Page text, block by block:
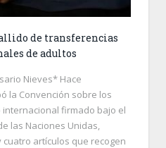
de transferencias
de adultos
Nieves* Hace
la Convención sobre los
firmado bajo el
las Naciones Unidas,
artículos que recogen